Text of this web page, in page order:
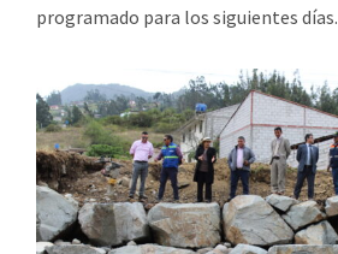
programado para los siguientes días.